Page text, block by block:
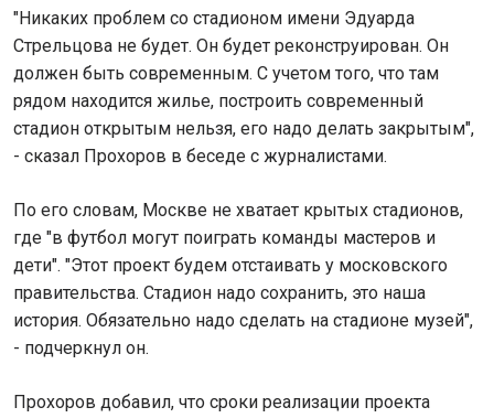
"Никаких проблем со стадионом имени Эдуарда
Стрельцова не будет. Он будет реконструирован. Он
должен быть современным. С учетом того, что там
рядом находится жилье, построить современный
стадион открытым нельзя, его надо делать закрытым",
- сказал Прохоров в беседе с журналистами.
По его словам, Москве не хватает крытых стадионов,
где "в футбол могут поиграть команды мастеров и
дети". "Этот проект будем отстаивать у московского
правительства. Стадион надо сохранить, это наша
история. Обязательно надо сделать на стадионе музей",
- подчеркнул он.
Прохоров добавил, что сроки реализации проекта